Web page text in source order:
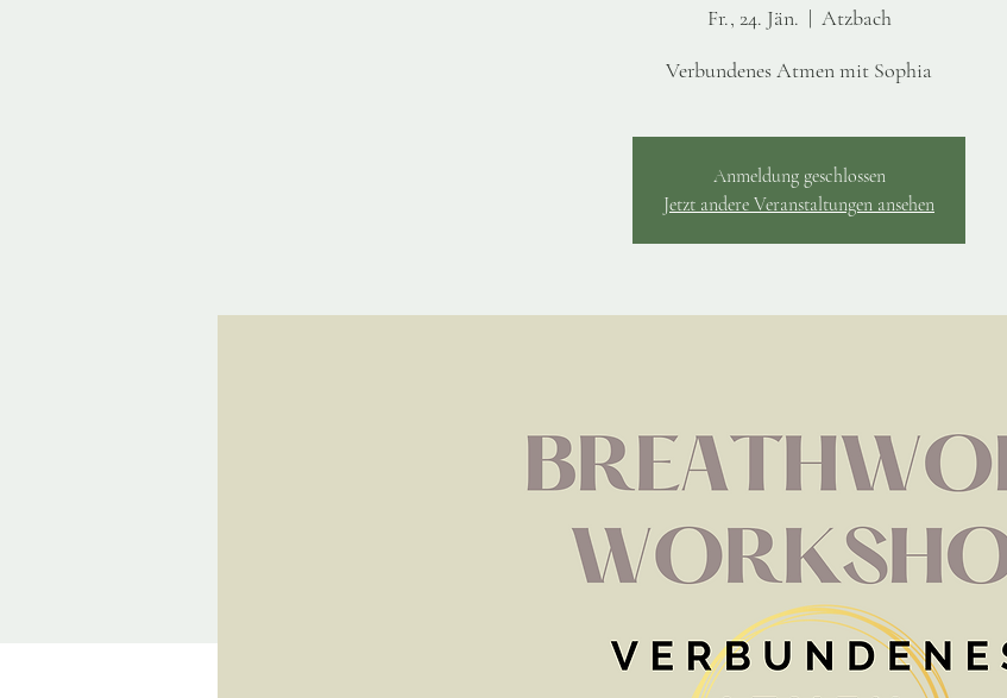
Fr., 24. Jän.
  |
Atzbach
Verbundenes Atmen mit Sophia
Anmeldung geschlossen
Jetzt andere Veranstaltungen ansehen